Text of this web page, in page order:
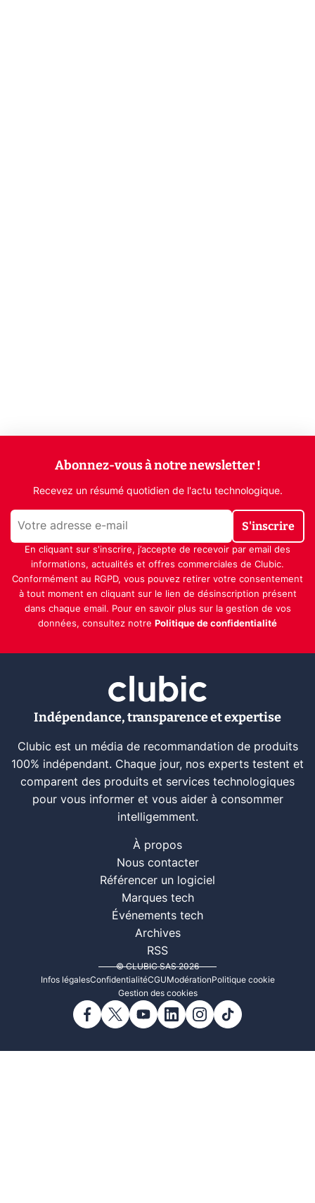
Abonnez-vous à notre newsletter !
Recevez un résumé quotidien de l'actu technologique.
S'inscrire
En cliquant sur s'inscrire, j’accepte de recevoir par email des
informations, actualités et offres commerciales de Clubic.
Conformément au RGPD, vous pouvez retirer votre consentement
à tout moment en cliquant sur le lien de désinscription présent
dans chaque email. Pour en savoir plus sur la gestion de vos
données, consultez notre Politique de confidentialité
Indépendance, transparence et expertise
Clubic est un média de recommandation de produits
100% indépendant. Chaque jour, nos experts testent et
comparent des produits et services technologiques
pour vous informer et vous aider à consommer
intelligemment.
À propos
Nous contacter
Référencer un logiciel
Marques tech
Événements tech
Archives
RSS
© CLUBIC SAS 2026
Infos légalesConfidentialitéCGUModérationPolitique cookie
Gestion des cookies